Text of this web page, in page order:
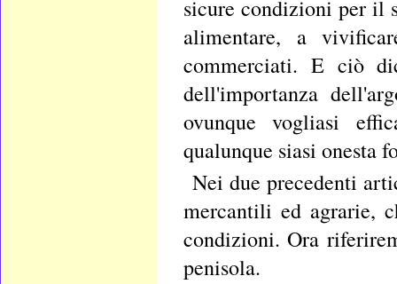
sicure condizioni per il
alimentare, a
commerciati. E ciò
dell'importanza
ovunque vogliasi
qualunque siasi onesta
Nei due precedenti
mercantili ed agrarie,
condizioni. Ora
penisola.